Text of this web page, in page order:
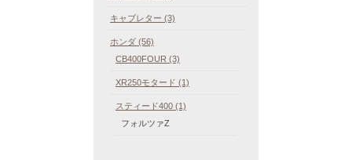
キャブレター (3)
ホンダ (56)
CB400FOUR (3)
XR250モタード (1)
スティード400 (1)
フォルツァZ